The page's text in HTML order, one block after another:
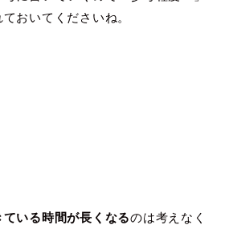
おいてくださいね。
ている時間が長くなるのは考えなく